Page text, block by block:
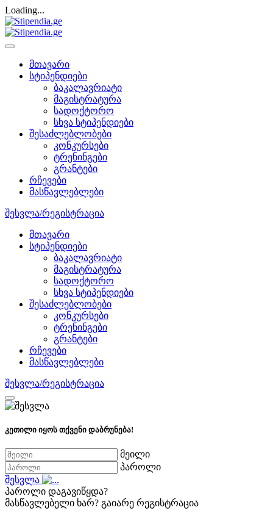
Loading...
მთავარი
სტიპენდიები
ბაკალავრიატი
მაგისტრატურა
სადოქტორო
სხვა სტიპენდიები
შესაძლებლობები
კონკურსები
ტრენინგები
გრანტები
რჩევები
მასწავლებლები
შესვლა/რეგისტრაცია
მთავარი
სტიპენდიები
ბაკალავრიატი
მაგისტრატურა
სადოქტორო
სხვა სტიპენდიები
შესაძლებლობები
კონკურსები
ტრენინგები
გრანტები
რჩევები
მასწავლებლები
შესვლა/რეგისტრაცია
კეთილი იყოს თქვენი დაბრუნება!
მეილი
პაროლი
შესვლა
პაროლი დაგავიწყდა?
მასწავლებელი ხარ? გაიარე რეგისტრაცია